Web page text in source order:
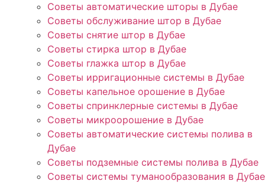
Советы автоматические шторы в Дубае
Советы обслуживание штор в Дубае
Советы снятие штор в Дубае
Советы стирка штор в Дубае
Советы глажка штор в Дубае
Советы ирригационные системы в Дубае
Советы капельное орошение в Дубае
Советы спринклерные системы в Дубае
Советы микроорошение в Дубае
Советы автоматические системы полива в
Дубае
Советы подземные системы полива в Дубае
Советы системы туманообразования в Дубае